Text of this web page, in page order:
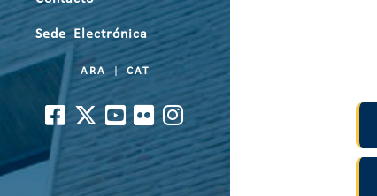
Sede Electrónica
ARA | CAT